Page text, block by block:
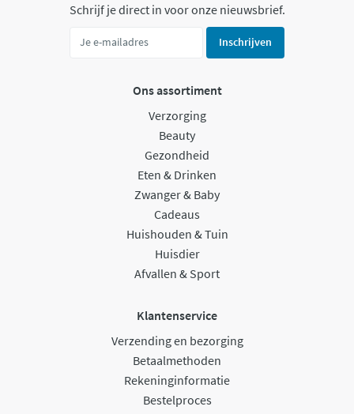
Schrijf je direct in voor onze nieuwsbrief.
Inschrijven
Ons assortiment
Verzorging
Beauty
Gezondheid
Eten & Drinken
Zwanger & Baby
Cadeaus
Huishouden & Tuin
Huisdier
Afvallen & Sport
Klantenservice
Verzending en bezorging
Betaalmethoden
Rekeninginformatie
Bestelproces